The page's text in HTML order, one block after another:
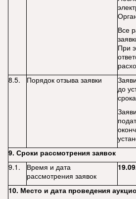
Все
При
8.5.
Порядок отзыва заявки
до
9. Сроки рассмотрения заявок
9.1.
Время и дата
рассмотрения заявок
10. Место и дата проведения